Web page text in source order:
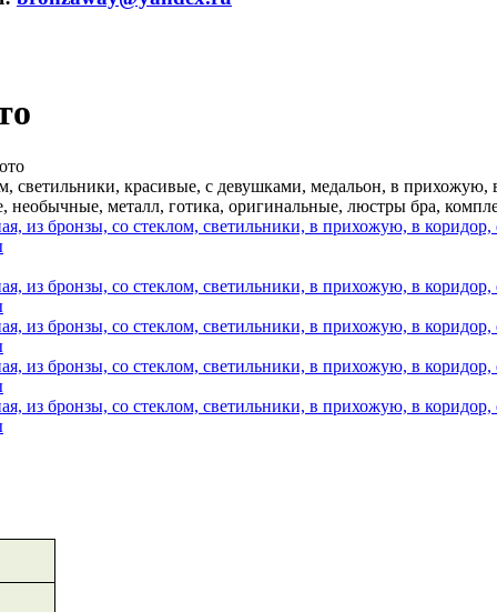
светильники, красивые, с девушками, медальон, в
необычные, металл, готика, оригинальные, люстры бра,